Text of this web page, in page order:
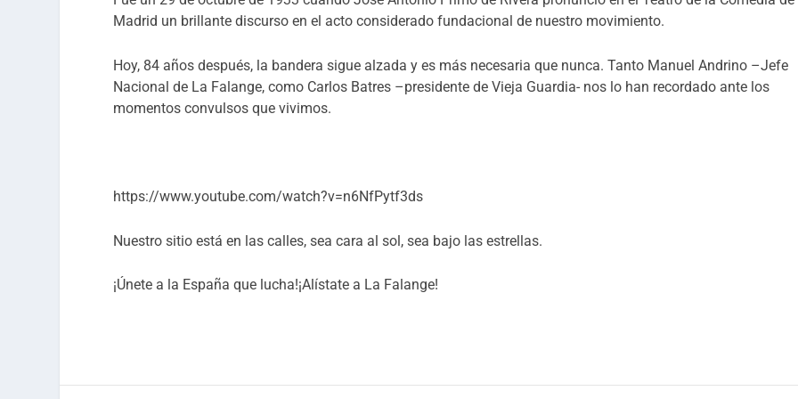
Madrid un brillante discurso en el acto considerado fundacional de nuestro movimiento.
Hoy, 84 años después, la bandera sigue alzada y es más necesaria que nunca. Tanto Manuel Andrino –Jefe
Nacional de La Falange, como Carlos Batres –presidente de Vieja Guardia- nos lo han recordado ante los
momentos convulsos que vivimos.
https://www.youtube.com/watch?v=n6NfPytf3ds
Nuestro sitio está en las calles, sea cara al sol, sea bajo las estrellas.
¡Únete a la España que lucha!¡Alístate a La Falange!